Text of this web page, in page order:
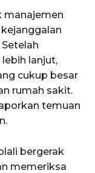
manajemen
lanjut,
cukup besar
rumah sakit.
temuan
bergerak
memeriksa